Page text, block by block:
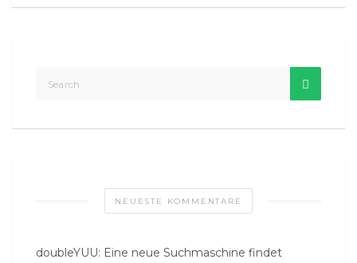
NEUESTE KOMMENTARE
doubleYUU: Eine neue Suchmaschine findet